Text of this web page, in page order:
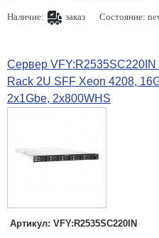
Наличие: заказ Состояние:
Сервер
Rack 2U SFF Xeon 4208,
2x1Gbe, 2x800WHS
Артикул: VFY:R2535SC220IN